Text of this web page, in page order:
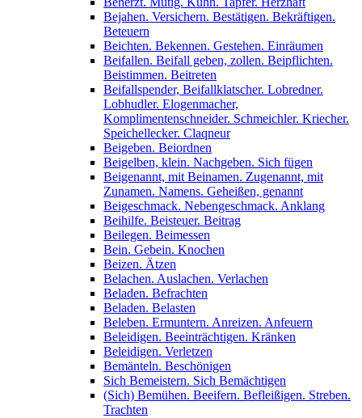
Bejahen. Versichern. Bestätigen. Bekräftigen.
Beteuern
Beichten. Bekennen. Gestehen. Einräumen
Beifallen. Beifall geben, zollen. Beipflichten.
Beistimmen. Beitreten
Beifallspender, Beifallklatscher. Lobredner.
Lobhudler. Elogenmacher,
Komplimentenschneider. Schmeichler. Kriecher.
Speichellecker. Claqneur
Beigeben. Beiordnen
Beigelben, klein. Nachgeben. Sich fügen
Beigenannt, mit Beinamen. Zugenannt, mit
Zunamen. Namens. Geheißen, genannt
Beigeschmack. Nebengeschmack. Anklang
Beihilfe. Beisteuer. Beitrag
Beilegen. Beimessen
Bein. Gebein. Knochen
Beizen. Ätzen
Belachen. Auslachen. Verlachen
Beladen. Befrachten
Beladen. Belasten
Beleben. Ermuntern. Anreizen. Anfeuern
Beleidigen. Beeinträchtigen. Kränken
Beleidigen. Verletzen
Bemänteln. Beschönigen
Sich Bemeistern. Sich Bemächtigen
(Sich) Bemühen. Beeifern. Befleißigen. Streben.
Trachten